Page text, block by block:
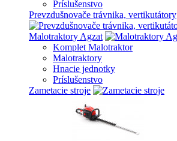
Príslušenstvo
Prevzdušnovače trávnika, vertikutátory
Malotraktory Agzat
Komplet Malotraktor
Malotraktory
Hnacie jednotky
Príslušenstvo
Zametacie stroje